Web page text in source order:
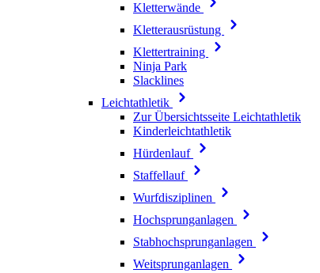
Kletterwände
Kletterausrüstung
Klettertraining
Ninja Park
Slacklines
Leichtathletik
Zur Übersichtsseite Leichtathletik
Kinderleichtathletik
Hürdenlauf
Staffellauf
Wurfdisziplinen
Hochsprunganlagen
Stabhochsprunganlagen
Weitsprunganlagen